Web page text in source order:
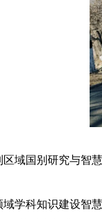
域国别研究与智
学科知识建设智